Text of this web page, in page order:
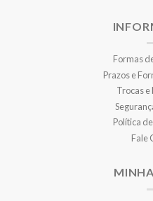
Formas
Prazos e
Trocas
Política
Fale